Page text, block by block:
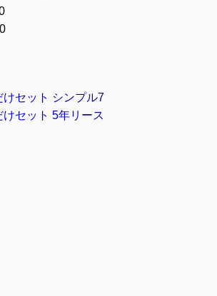
けセット シンプル7
セット 5年リース